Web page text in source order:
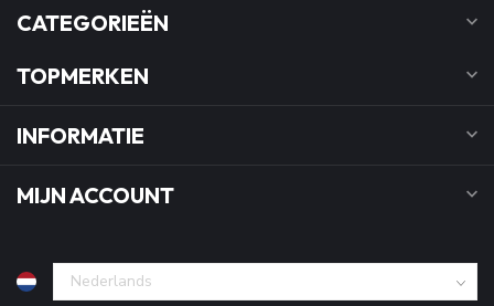
CATEGORIEËN
TOPMERKEN
INFORMATIE
MIJN ACCOUNT